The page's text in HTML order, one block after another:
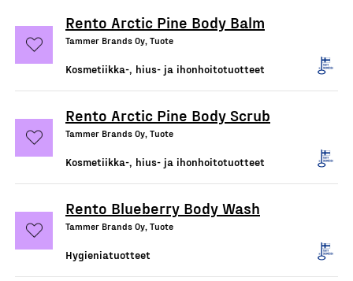
Rento Arctic Pine Body Balm
Tammer Brands Oy, Tuote
Kosmetiikka-, hius- ja ihonhoitotuotteet
Rento Arctic Pine Body Scrub
Tammer Brands Oy, Tuote
Kosmetiikka-, hius- ja ihonhoitotuotteet
Rento Blueberry Body Wash
Tammer Brands Oy, Tuote
Hygieniatuotteet